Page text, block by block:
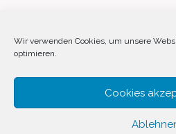
Wir verwenden Cookies, um unsere
optimieren.
Cookies
Impressum